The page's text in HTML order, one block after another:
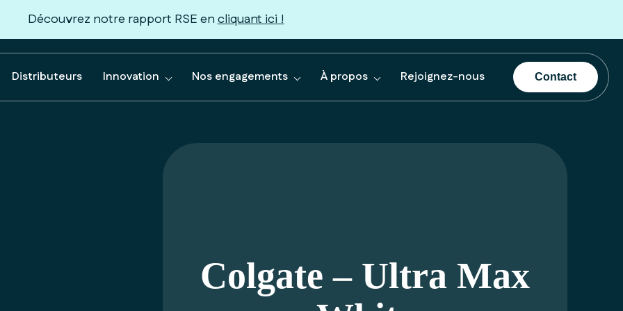
Découvrez notre rapport RSE encliquant ici !
Distributeurs Innovation Nos engagements À propos Rejoignez-nous Contact
Colgate – Ultra Max